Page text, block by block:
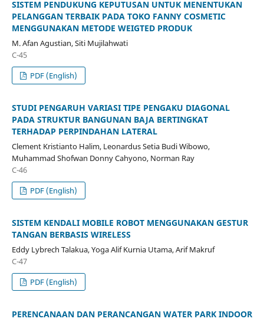
SISTEM PENDUKUNG KEPUTUSAN UNTUK MENENTUKAN
PELANGGAN TERBAIK PADA TOKO FANNY COSMETIC
MENGGUNAKAN METODE WEIGTED PRODUK
M. Afan Agustian, Siti Mujilahwati
C-45
PDF (English)
STUDI PENGARUH VARIASI TIPE PENGAKU DIAGONAL
PADA STRUKTUR BANGUNAN BAJA BERTINGKAT
TERHADAP PERPINDAHAN LATERAL
Clement Kristianto Halim, Leonardus Setia Budi Wibowo,
Muhammad Shofwan Donny Cahyono, Norman Ray
C-46
PDF (English)
SISTEM KENDALI MOBILE ROBOT MENGGUNAKAN GESTUR
TANGAN BERBASIS WIRELESS
Eddy Lybrech Talakua, Yoga Alif Kurnia Utama, Arif Makruf
C-47
PDF (English)
PERENCANAAN DAN PERANCANGAN WATER PARK INDOOR